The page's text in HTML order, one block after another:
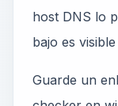
host DNS lo
bajo es
Guarde un